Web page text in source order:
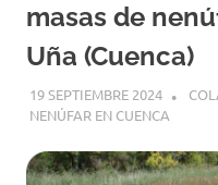
masas de
Uña (Cuenca)
19 SEPTIEMBRE 2024
NENÚFAR EN CUENCA